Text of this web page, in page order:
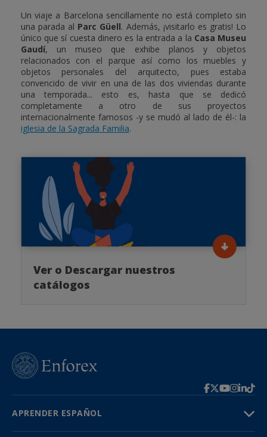
Un viaje a Barcelona sencillamente no está completo sin
una parada al Parc Güell. Además, ¡visitarlo es gratis! Lo
único que sí cuesta dinero es la entrada a la Casa Museu
Gaudí, un museo que exhibe planos y objetos
relacionados con el parque así como los muebles y
objetos personales del arquitecto, pues estaba
convencido de vivir en una de las dos viviendas durante
una temporada... esto es, hasta que se dedicó
completamente a otro de sus proyectos
internacionalmente famosos -y se mudó al lado de él-: la
iglesia de la Sagrada Familia.
Ver o Descargar nuestros
catálogos
APRENDER ESPAÑOL